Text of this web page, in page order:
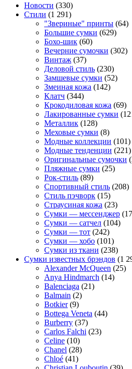
Новости (330)
Стили (1 291)
"Звериные" принты (64)
Большие сумки (629)
Бохо-шик (60)
Вечерние сумочки (302)
Винтаж (37)
Деловой стиль (230)
Замшевые сумки (52)
Змеиная кожа (142)
Клатч (344)
Крокодиловая кожа (69)
Лакированные сумки
Металлик (128)
Меховые сумки (8)
Модные коллекции (101)
Модные тенденции (221)
Оригинальные сумочки
Пляжные сумки (25)
Рок-стиль (89)
Спортивный стиль (208)
Стиль пэчворк (15)
Страусиная кожа (23)
Сумки — мессенджер
Сумки — сатчел (104)
Сумки — тот (242)
Сумки — хобо (101)
Сумки из ткани (238)
Сумки известных брэндов (1
Alexander McQueen (25)
Anya Hindmarch (14)
Balenciaga (21)
Balmain (2)
Botkier(9)
Bottega Veneta (44)
Burberry (37)
Carlos Falchi (23)
Celine (10)
Chanel (28)
Chloé (41)